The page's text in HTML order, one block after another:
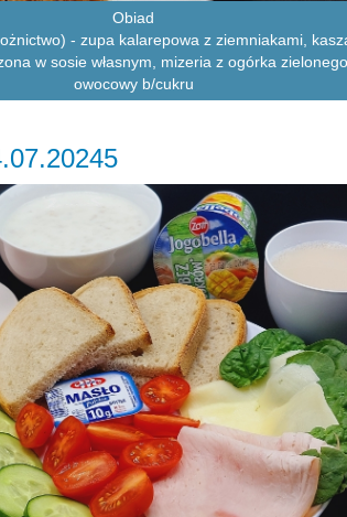
Obiad
- zupa kalarepowa z ziemniakami,
w sosie własnym, mizeria z ogórka
owocowy b/cukru